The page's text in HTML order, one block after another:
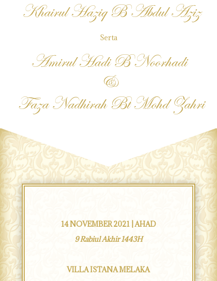
Khairul Haziq B Abdul Aziz
Serta
Amirul Hadi B Noorhadi
&
Faza Nadhirah Bt Mohd Zahri
14 NOVEMBER 2021 | AHAD
9 Rabiul Akhir 1443H
VILLA ISTANA MELAKA